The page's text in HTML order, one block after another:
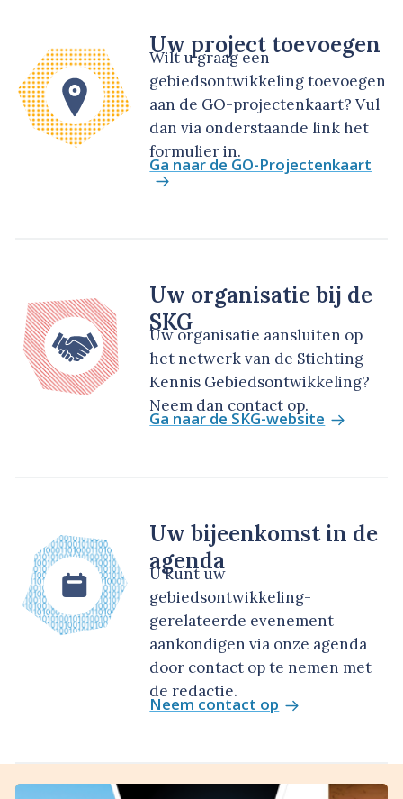
Uw project toevoegen
Wilt u graag een
gebiedsontwikkeling toevoegen
aan de GO-projectenkaart? Vul
dan via onderstaande link het
formulier in.
Ga naar de GO-Projectenkaart
Uw organisatie bij de
SKG
Uw organisatie aansluiten op
het netwerk van de Stichting
Kennis Gebiedsontwikkeling?
Neem dan contact op.
Ga naar de SKG-website
Uw bijeenkomst in de
agenda
U kunt uw
gebiedsontwikkeling-
gerelateerde evenement
aankondigen via onze agenda
door contact op te nemen met
de redactie.
Neem contact op